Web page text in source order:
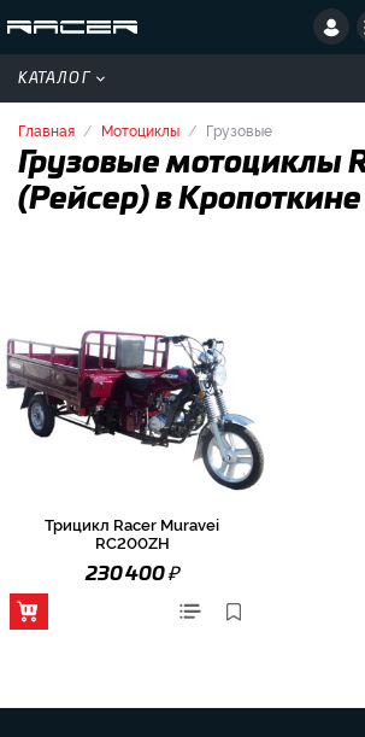
КАТАЛОГ
Главная Мотоциклы Грузовые
Грузовые мотоциклы
(Рейсер) в Кропоткине
Трицикл Racer Muravei
RC200ZH
230 400₽